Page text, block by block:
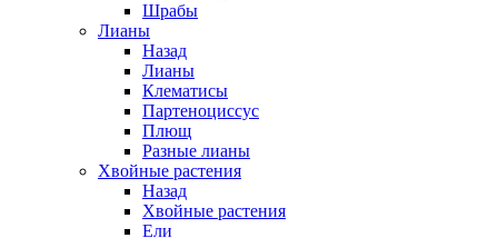
Шрабы
Лианы
Назад
Лианы
Клематисы
Партеноциссус
Плющ
Разные лианы
Хвойные растения
Назад
Хвойные растения
Ели